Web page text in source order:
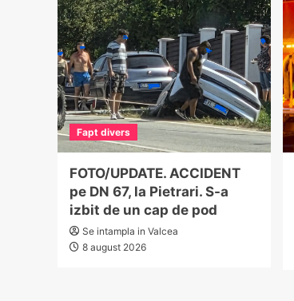
Fapt divers
FOTO/UPDATE. ACCIDENT
pe DN 67, la Pietrari. S-a
izbit de un cap de pod
Se intampla in Valcea
8 august 2026